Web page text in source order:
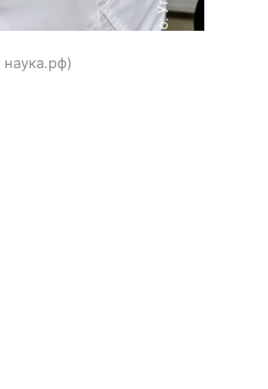
наука.рф